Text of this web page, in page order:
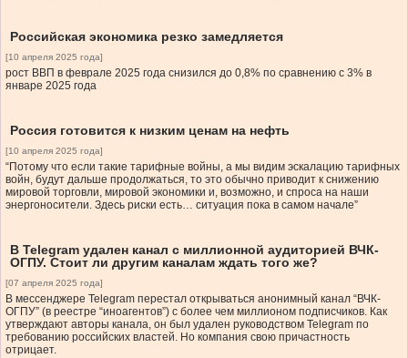
Российская экономика резко замедляется
[10 апреля 2025 года]
рост ВВП в феврале 2025 года снизился до 0,8% по сравнению с 3% в
январе 2025 года
Россия готовится к низким ценам на нефть
[10 апреля 2025 года]
“Потому что если такие тарифные войны, а мы видим эскалацию тарифных
войн, будут дальше продолжаться, то это обычно приводит к снижению
мировой торговли, мировой экономики и, возможно, и спроса на наши
энергоносители. Здесь риски есть… ситуация пока в самом начале”
В Telegram удален канал с миллионной аудиторией ВЧК-
ОГПУ. Стоит ли другим каналам ждать того же?
[07 апреля 2025 года]
В мессенджере Telegram перестал открываться анонимный канал “ВЧК-
ОГПУ” (в реестре “иноагентов”) с более чем миллионом подписчиков. Как
утверждают авторы канала, он был удален руководством Telegram по
требованию российских властей. Но компания свою причастность
отрицает.